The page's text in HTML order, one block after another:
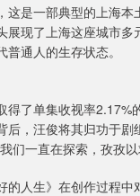
是一部典型的上海
现了上海这座城市
通人的生存状态。
了单集收视率2.17%
，汪俊将其归功于
们一直在探索，孜孜
人生》在创作过程